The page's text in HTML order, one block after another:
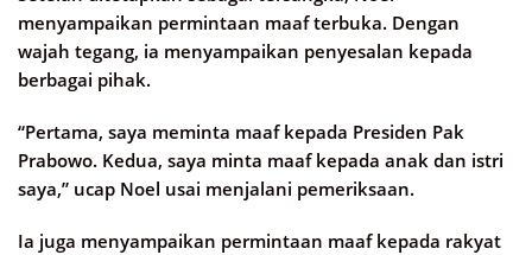
menyampaikan permintaan maaf terbuka. Dengan
wajah tegang, ia menyampaikan penyesalan kepada
berbagai pihak.
“Pertama, saya meminta maaf kepada Presiden Pak
Prabowo. Kedua, saya minta maaf kepada anak dan istri
saya,” ucap Noel usai menjalani pemeriksaan.
Ia juga menyampaikan permintaan maaf kepada rakyat